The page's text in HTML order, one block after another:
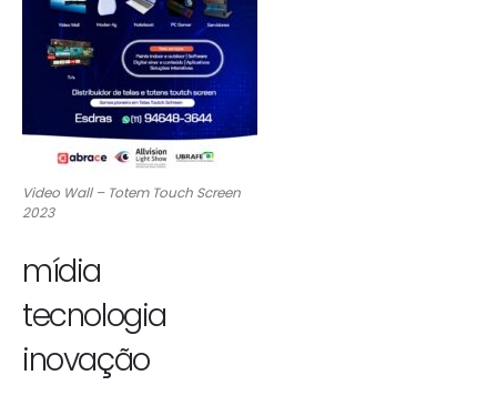
Video Wall – Totem Touch Screen
2023
mídia
tecnologia
inovação